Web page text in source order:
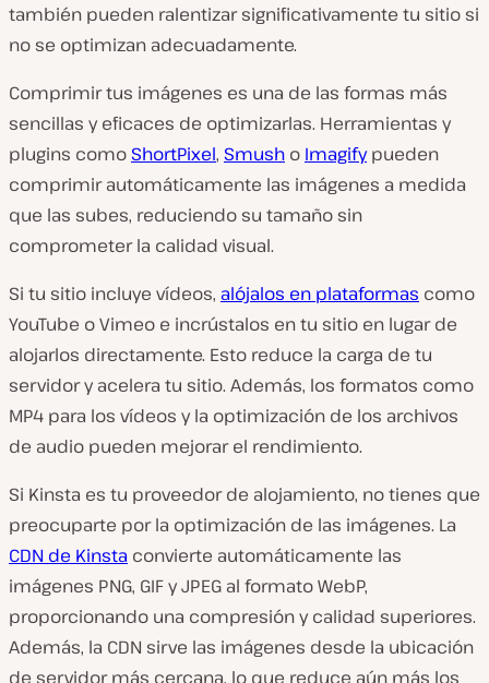
también pueden ralentizar significativamente tu sitio si
no se optimizan adecuadamente.
Comprimir tus imágenes es una de las formas más
sencillas y eficaces de optimizarlas. Herramientas y
plugins como ShortPixel, Smush o Imagifypueden
comprimir automáticamente las imágenes a medida
que las subes, reduciendo su tamaño sin
comprometer la calidad visual.
Si tu sitio incluye vídeos, alójalos en plataformas como
YouTube o Vimeo e incrústalos en tu sitio en lugar de
alojarlos directamente. Esto reduce la carga de tu
servidor y acelera tu sitio. Además, los formatos como
MP4 para los vídeos y la optimización de los archivos
de audio pueden mejorar el rendimiento.
Si Kinsta es tu proveedor de alojamiento, no tienes que
preocuparte por la optimización de las imágenes. La
CDN de Kinsta convierte automáticamente las
imágenes PNG, GIF y JPEG al formato WebP,
proporcionando una compresión y calidad superiores.
Además, la CDN sirve las imágenes desde la ubicación
de servidor más cercana, lo que reduce aún más los